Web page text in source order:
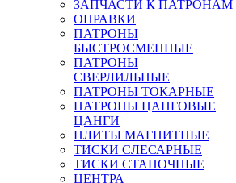
ЗАПЧАСТИ К ПАТРОНАМ
ОПРАВКИ
ПАТРОНЫ
БЫСТРОСМЕННЫЕ
ПАТРОНЫ
СВЕРЛИЛЬНЫЕ
ПАТРОНЫ ТОКАРНЫЕ
ПАТРОНЫ ЦАНГОВЫЕ
ЦАНГИ
ПЛИТЫ МАГНИТНЫЕ
ТИСКИ СЛЕСАРНЫЕ
ТИСКИ СТАНОЧНЫЕ
ЦЕНТРА